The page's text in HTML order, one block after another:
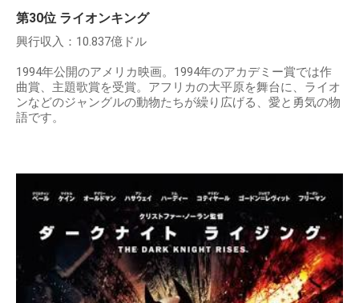
第30位 ライオンキング
興行収入：10.837億ドル
1994年公開のアメリカ映画。1994年のアカデミー賞では作
曲賞、主題歌賞を受賞。アフリカの大平原を舞台に、ライオ
ンなどのジャングルの動物たちが繰り広げる、愛と勇気の物
語です。